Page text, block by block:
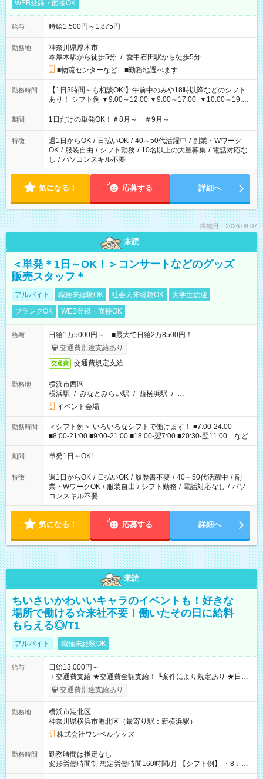
WEB登録・面接OK
給与 時給1,500円～1,875円
勤務地
神奈川県厚木市
本厚木駅から徒歩5分 / 愛甲石田駅から徒歩5分
■物流センターなど ■勤務地選べます
勤務時間
【1日3時間～も相談OK!】午前中のみや18時以降などのシフト
あり！ シフト例 ▼9:00～12:00 ▼9:00～17:00 ▼10:00～19:00
▼18:00～21:00
期間 1日だけの単発OK！＃8月～ ＃9月～
特徴 週1日からOK / 日払いOK / 40～50代活躍中 / 副業・Wワーク
OK / 服装自由 / シフト勤務 / 10名以上の大量募集 / 電話対応な
し / パソコンスキル不要
気になる！ 応募する 詳細へ
掲載日：2026.08.07
未読
＜単発＊1日～OK！＞コンサートなどのグッズ
販売スタッフ＊
アルバイト 職種未経験OK 社会人未経験OK
大学生歓迎
ブランクOK
WEB登録・面接OK
給与
日給1万5000円～ ■最大で日給2万8500円！
交通費別途支給あり
交通費 交通費規定支給
勤務地
横浜市西区
横浜駅 / みなとみらい駅 / 西横浜駅 / …
イベント会場
勤務時間
＜シフト例＞ いろいろなシフトで働けます！ ■7:00-24:00
■8:00-21:00 ■9:00-21:00 ■18:00-翌7:00 ■20:30-翌11:00 など
期間 単発1日～OK!
特徴 週1日からOK / 日払いOK / 履歴書不要 / 40～50代活躍中 / 副
業・WワークOK / 服装自由 / シフト勤務 / 電話対応なし / パソ
コンスキル不要
気になる！ 応募する 詳細へ
未読
ちいさいかわいいキャラのイベントも！好きな
場所で働ける☆来社不要！働いたその日に給料
もらえる◎/T1
アルバイト 職種未経験OK
給与
日給13,000円～
＋交通費支給 ★交通費全額支給！ ┗案件により規定あり ★日払
いOK！（規定あり） ┗働いたその日に現金GET♪ お仕事後はコ
ンビニATMから 日払い分を引き落とせます！ 【試用期間】試
交通費別途支給あり
勤務地
横浜市港北区
神奈川県横浜市港北区（最寄り駅：新横浜駅）
株式会社ワンベルウッズ
勤務時間
勤務時間は指定なし
変形労働時間制 想定労働時間160時間/月 【シフト例】 ・8：00
～21：00